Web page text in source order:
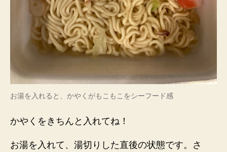
お湯を入れると、かやくがもこもこをシーフード感
かやくをきちんと入れてね！
お湯を入れて、湯切りした直後の状態です。さ